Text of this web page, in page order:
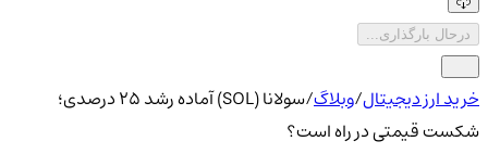
درحال بارگذاری...
خرید ارز دیجیتال/وبلاگ/
سولانا (SOL) آماده‌ رشد 25 درصدی؛
شکست قیمتی در راه است؟